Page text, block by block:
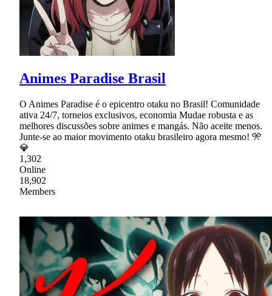
Animes Paradise Brasil
O Animes Paradise é o epicentro otaku no Brasil! Comunidade
ativa 24/7, torneios exclusivos, economia Mudae robusta e as
melhores discussões sobre animes e mangás. Não aceite menos.
Junte-se ao maior movimento otaku brasileiro agora mesmo! 🎌
💎
1,302
Online
18,902
Members